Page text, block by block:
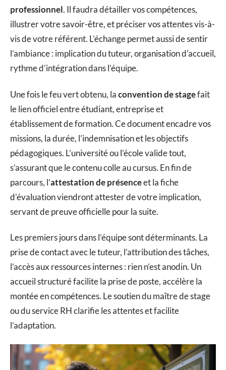
professionnel. Il faudra détailler vos compétences,
illustrer votre savoir-être, et préciser vos attentes vis-à-
vis de votre référent. L’échange permet aussi de sentir
l’ambiance : implication du tuteur, organisation d’accueil,
rythme d’intégration dans l’équipe.
Une fois le feu vert obtenu, laconvention de stagefait
le lien officiel entre étudiant, entreprise et
établissement de formation. Ce document encadre vos
missions, la durée, l’indemnisation et les objectifs
pédagogiques. L’université ou l’école valide tout,
s’assurant que le contenu colle au cursus. En fin de
parcours, l’attestation de présenceet la fiche
d’évaluation viendront attester de votre implication,
servant de preuve officielle pour la suite.
Les premiers jours dans l’équipe sont déterminants. La
prise de contact avec le tuteur, l’attribution des tâches,
l’accès aux ressources internes : rien n’est anodin. Un
accueil structuré facilite la prise de poste, accélère la
montée en compétences. Le soutien du maître de stage
ou du service RH clarifie les attentes et facilite
l’adaptation.